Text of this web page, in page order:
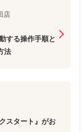
店
する操作手順と
法
スタート』がお